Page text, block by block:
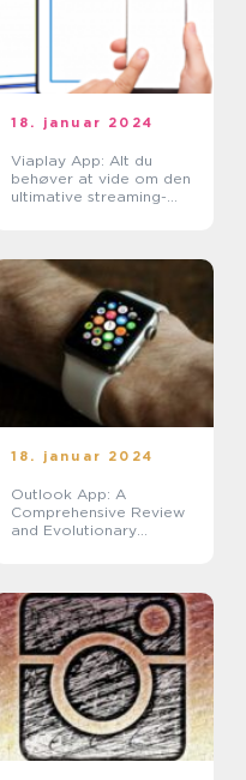
18. januar 2024
Viaplay App: Alt du
behøver at vide om den
ultimative streaming-
18. januar 2024
Outlook App: A
Comprehensive Review
and Evolutionary